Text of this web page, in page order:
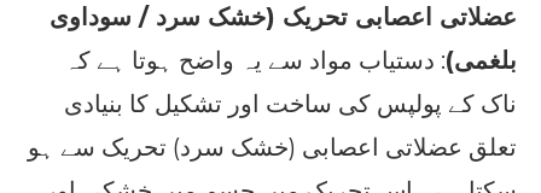
عضلاتی اعصابی تحریک (خشک سرد / سوداوی
بلغمی): دستیاب مواد سے یہ واضح ہوتا ہے کہ
ناک کے پولپس کی ساخت اور تشکیل کا بنیادی
تعلق عضلاتی اعصابی (خشک سرد) تحریک سے ہو